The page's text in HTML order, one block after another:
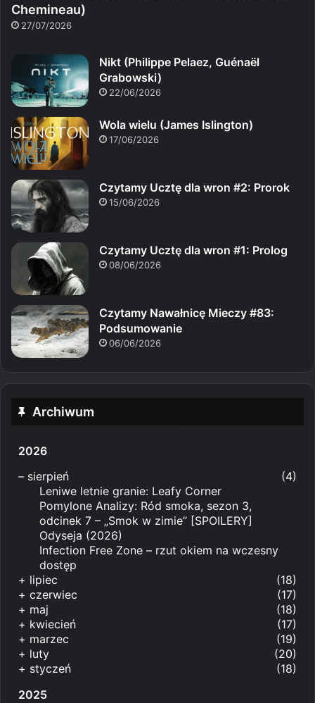
Chemineau)
27/07/2026
Nikt (Philippe Pelaez, Guénaël
Grabowski)
22/06/2026
Wola wielu (James Islington)
17/06/2026
Czytamy Ucztę dla wron #2: Prorok
15/06/2026
Czytamy Ucztę dla wron #1: Prolog
08/06/2026
Czytamy Nawałnicę Mieczy #83:
Podsumowanie
06/06/2026
Archiwum
2026
– sierpień
(4)
Leniwe letnie granie: Leafy Corner
Pomylone Analizy: Ród smoka, sezon 3,
odcinek 7 – „Smok w zimie” [SPOILERY]
Odyseja (2026)
Infection Free Zone – rzut okiem na wczesny
dostęp
+ lipiec
(18)
+ czerwiec
(17)
+ maj
(18)
+ kwiecień
(17)
+ marzec
(19)
+ luty
(20)
+ styczeń
(18)
2025